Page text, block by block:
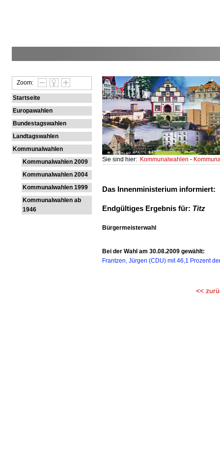
Zoom:
Startseite
Europawahlen
Bundestagswahlen
Landtagswahlen
Kommunalwahlen
Kommunalwahlen 2009
Kommunalwahlen 2004
Kommunalwahlen 1999
Kommunalwahlen ab
1946
Sie sind hier: Kommunalwahlen-
Das Innenministerium informiert:
Endgültiges Ergebnis für: Titz
Bürgermeisterwahl
Bei der Wahl am 30.08.2009 gewählt:
Frantzen, Jürgen (CDU) mit 46,1 Prozent
<<